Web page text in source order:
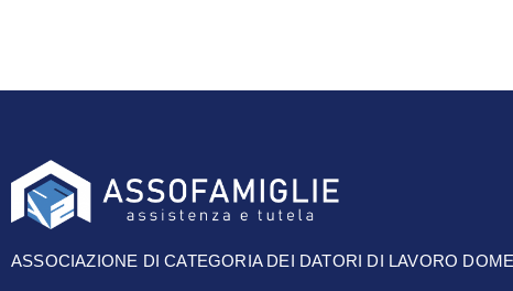
ASSOCIAZIONE DI CATEGORIA DEI DATORI DI LAVORO